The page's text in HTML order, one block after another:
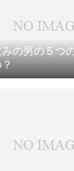
の男の５つ